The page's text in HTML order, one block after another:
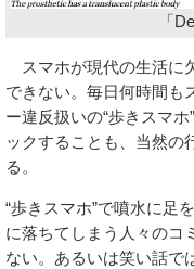
「
スマホが現代の生活に
できない。毎日何時間も
ー違反扱いの“歩きスマ
ックすることも、当然の
る。
“歩きスマホ”で噴水に足
に落ちてしまう人々のコ
ない。あるいは笑い話で